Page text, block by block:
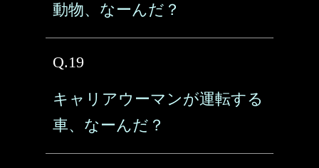
動物、なーんだ？
Q.19
キャリアウーマンが運転する
車、なーんだ？